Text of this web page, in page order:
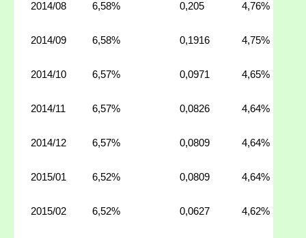
2014/08 6,58% 0,205 4,76%
2014/09 6,58% 0,1916 4,75%
2014/10 6,57% 0,0971 4,65%
2014/11 6,57% 0,0826 4,64%
2014/12 6,57% 0,0809 4,64%
2015/01 6,52% 0,0809 4,64%
2015/02 6,52% 0,0627 4,62%